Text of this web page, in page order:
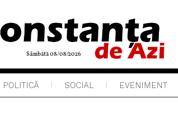
Sâmbătă 08/08/2026
POLITICĂ SOCIAL EVENIMENT